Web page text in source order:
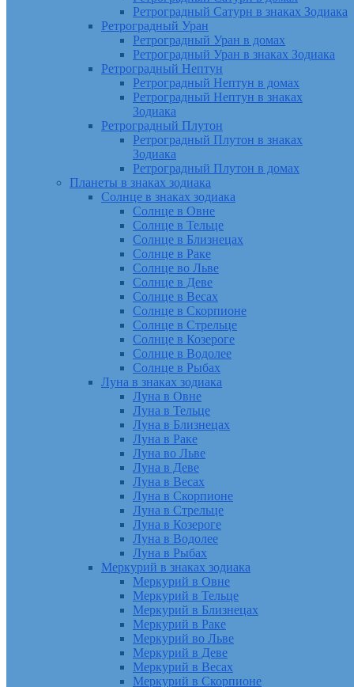
Ретроградный Сатурн в знаках Зодиака
Ретроградный Уран
Ретроградный Уран в домах
Ретроградный Уран в знаках Зодиака
Ретроградный Нептун
Ретроградный Нептун в домах
Ретроградный Нептун в знаках
Зодиака
Ретроградный Плутон
Ретроградный Плутон в знаках
Зодиака
Ретроградный Плутон в домах
Планеты в знаках зодиака
Солнце в знаках зодиака
Солнце в Овне
Солнце в Тельце
Солнце в Близнецах
Солнце в Раке
Солнце во Льве
Солнце в Деве
Солнце в Весах
Солнце в Скорпионе
Солнце в Стрельце
Солнце в Козероге
Солнце в Водолее
Солнце в Рыбах
Луна в знаках зодиака
Луна в Овне
Луна в Тельце
Луна в Близнецах
Луна в Раке
Луна во Льве
Луна в Деве
Луна в Весах
Луна в Скорпионе
Луна в Стрельце
Луна в Козероге
Луна в Водолее
Луна в Рыбах
Меркурий в знаках зодиака
Меркурий в Овне
Меркурий в Тельце
Меркурий в Близнецах
Меркурий в Раке
Меркурий во Льве
Меркурий в Деве
Меркурий в Весах
Меркурий в Скорпионе